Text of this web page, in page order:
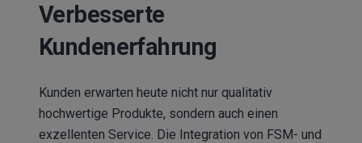
Verbesserte
Kundenerfahrung
Kunden erwarten heute nicht nur qualitativ
hochwertige Produkte, sondern auch einen
exzellenten Service. Die Integration von FSM- und